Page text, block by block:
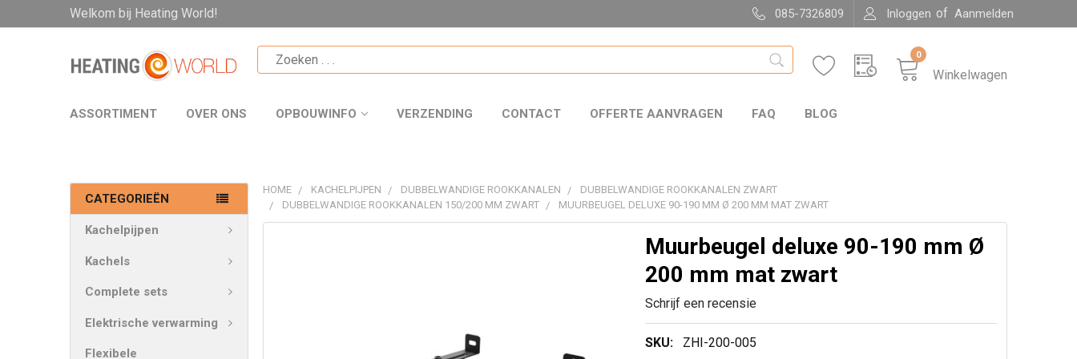
Welkom bij Heating World! 085-7326809 Inloggen of Aanmelden
Winkelwagen
0
ASSORTIMENT OVER ONS OPBOUWINFO VERZENDING CONTACT OFFERTE AANVRAGEN FAQ BLOG
CATEGORIEËN
Kachelpijpen
Kachels
Complete sets
Elektrische verwarming
Flexibele
HOME KACHELPIJPEN DUBBELWANDIGE ROOKKANALEN
DUBBELWANDIGE ROOKKANALEN ZWART
DUBBELWANDIGE ROOKKANALEN 150/200 MM ZWART
MUURBEUGEL DELUXE 90-190 MM Ø 200 MM MAT ZWART
Muurbeugel deluxe 90-190 mm Ø
200 mm mat zwart
Schrijf een recensie
SKU: ZHI-200-005